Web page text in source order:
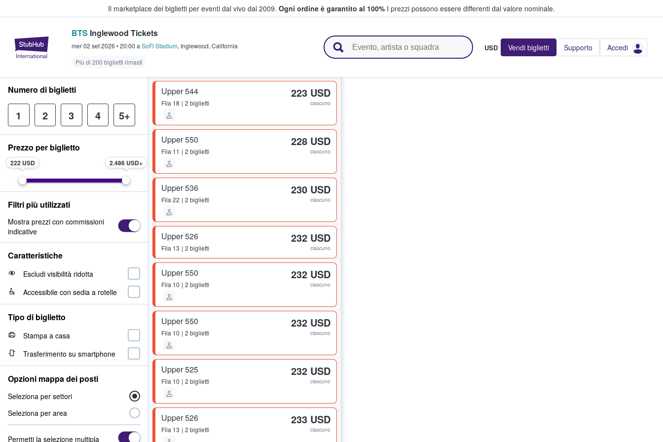
Il marketplace dei biglietti per eventi dal vivo dal 2009. Ogni ordine è garantito al 100% I prezzi possono essere differenti dal valore nominale.
StubHub - Dove i fan comprano e vendono biglietti
BTS Inglewood Tickets
mer 02 set 2026 •20:00 a SoFi Stadium, Inglewood, California
Più di 200 biglietti rimasti
USD Vendi biglietti Supporto Accedi
Upper 544
Fila 18 2 biglietti
223 USD
ciascuno
Upper 550
Fila 11 2 biglietti
228 USD
ciascuno
Upper 536
Fila 22 2 biglietti
230 USD
ciascuno
Upper 526
Fila 13 2 biglietti
232 USD
ciascuno
Upper 550
Fila 10 2 biglietti
232 USD
ciascuno
Upper 550
Fila 10 2 biglietti
232 USD
ciascuno
Upper 525
Fila 10 2 biglietti
232 USD
ciascuno
Upper 526
Fila 13 2 biglietti
233 USD
ciascuno
Numero di biglietti
1 2 3 4 5+
Prezzo per biglietto
222 USD 2.486 USD
Filtri più utilizzati
Mostra prezzi con commissioni
indicative
Caratteristiche
Escludi visibilità ridotta
Accessibile con sedia a rotelle
Tipo di biglietto
Stampa a casa
Trasferimento su smartphone
Opzioni mappa dei posti
Seleziona per settori
Seleziona per area
Permetti la selezione multipla